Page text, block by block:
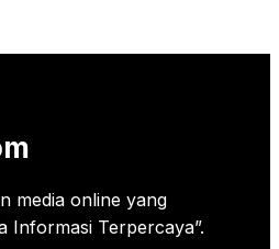
media online yang
Informasi Terpercaya”.